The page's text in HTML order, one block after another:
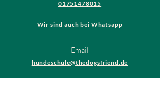
01751478015
Wir sind auch bei Whatsapp
Email
hundeschule@thedogsfriend.de